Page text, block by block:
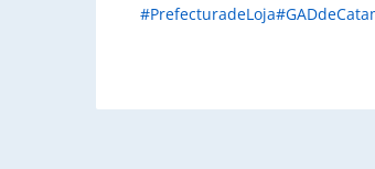
#PrefecturadeLoja